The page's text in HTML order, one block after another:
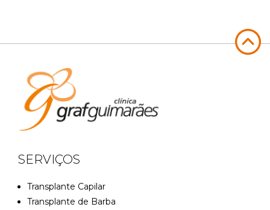
SERVIÇOS
Transplante Capilar
Transplante de Barba